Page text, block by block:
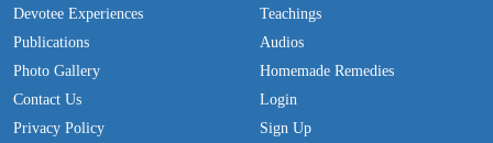
Devotee Experiences
Publications
Photo Gallery
Contact Us
Privacy Policy
Teachings
Audios
Homemade Remedies
Login
Sign Up